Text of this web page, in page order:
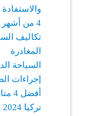
4 من أشهر مصانع المحركات الكهربائية في تركيا
المغادرة
السياحة
إجراءات
تركيا 2024